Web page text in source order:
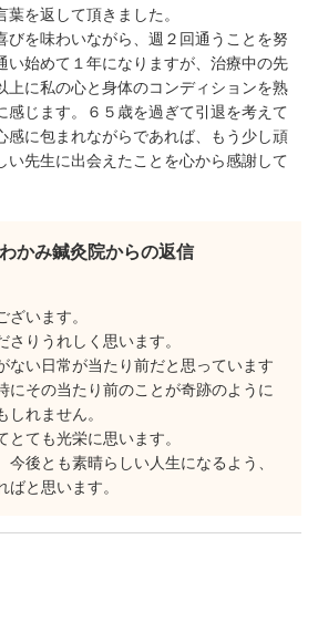
を返して頂きました。
を味わいながら、週２回通うことを努
い始めて１年になりますが、治療中の先
上に私の心と身体のコンディションを熟
感じます。６５歳を過ぎて引退を考えて
感に包まれながらであれば、もう少し頑
い先生に出会えたことを心から感謝して
かみ鍼灸院からの返信
ざいます。
りうれしく思います。
ない日常が当たり前だと思っています
にその当たり前のことが奇跡のように
れません。
とても光栄に思います。
今後とも素晴らしい人生になるよう、
ばと思います。